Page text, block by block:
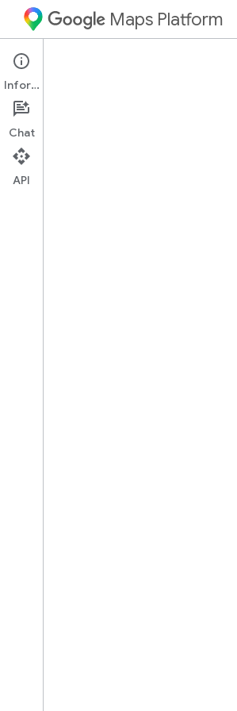
Maps Platform
Environment
Guias
Informações
Chat
API